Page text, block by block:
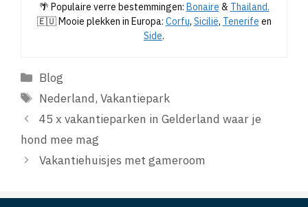
🌴 Populaire verre bestemmingen: Bonaire & Thailand.
🇪🇺 Mooie plekken in Europa: Corfu, Sicilië, Tenerife en
Side.
Categorieën
Blog
Tags
Nederland,Vakantiepark
45 x vakantieparken in Gelderland waar je
hond mee mag
Vakantiehuisjes met gameroom